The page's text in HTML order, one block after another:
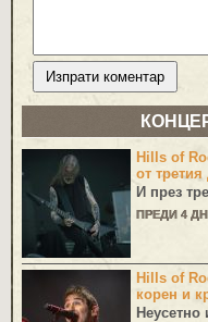
Hills of
от третия
И през
ПРЕДИ 4
Hills of
корен и
Неусетно